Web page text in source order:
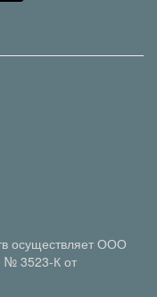
осуществляет ООО
3523-К от